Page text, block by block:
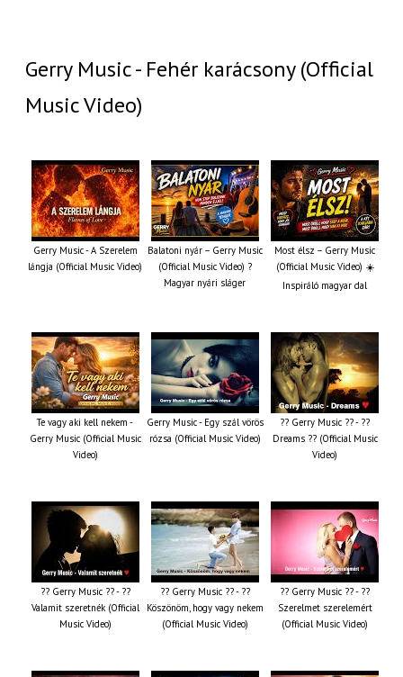
Gerry Music - Fehér karácsony (Official
Music Video)
Gerry Music - A Szerelem
lángja (Official Music Video)
Balatoni nyár – Gerry Music
(Official Music Video) ?
Magyar nyári sláger
Most élsz – Gerry Music
(Official Music Video) ☀️
Inspiráló magyar dal
Te vagy aki kell nekem -
Gerry Music (Official Music
Video)
Gerry Music - Egy szál vörös
rózsa (Official Music Video)
?? Gerry Music ?? - ??
Dreams ?? (Official Music
Video)
?? Gerry Music ?? - ??
Valamit szeretnék (Official
Music Video)
?? Gerry Music ?? - ??
Köszönöm, hogy vagy nekem
(Official Music Video)
?? Gerry Music ?? - ??
Szerelmet szerelemért
(Official Music Video)